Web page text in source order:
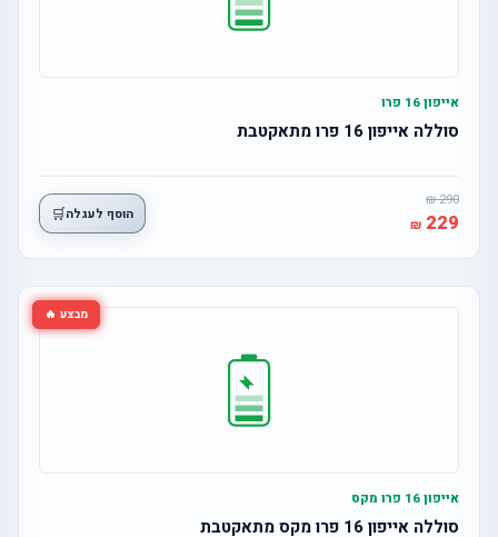
אייפון 16 פרו
סוללה אייפון 16 פרו מתאקטבת
290
229 הוסף לעגלה🛒
מבצע 🔥
אייפון 16 פרו מקס
סוללה אייפון 16 פרו מקס מתאקטבת